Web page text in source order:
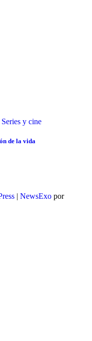
Series y cine
de la vida
| NewsExo por